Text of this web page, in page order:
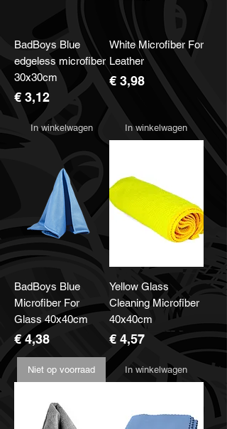
BadBoys Blue
edgeless microfiber
30x30cm
Prijs
€ 3,12
In winkelwagen
White Microfiber For
Leather
Prijs
€ 3,98
In winkelwagen
BadBoys Blue
Microfiber For
Glass 40x40cm
Prijs
€ 4,38
Niet op voorraad
Yellow Glass
Cleaning Microfiber
40x40cm
Prijs
€ 4,57
In winkelwagen